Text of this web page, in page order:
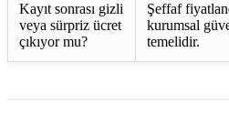
Kayıt sonrası gizli
veya sürpriz ücret
çıkıyor mu?
Şeffaf
kurumsal
temelidir.